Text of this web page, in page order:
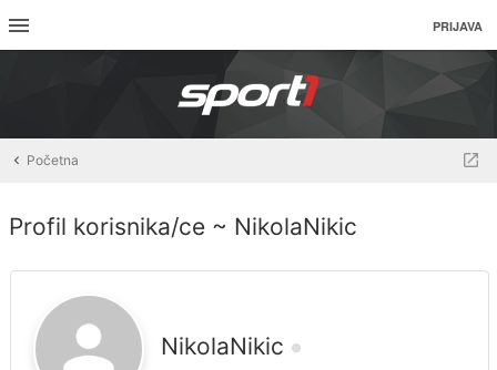
PRIJAVA
Početna
Profil korisnika/ce ~ NikolaNikic
NikolaNikic